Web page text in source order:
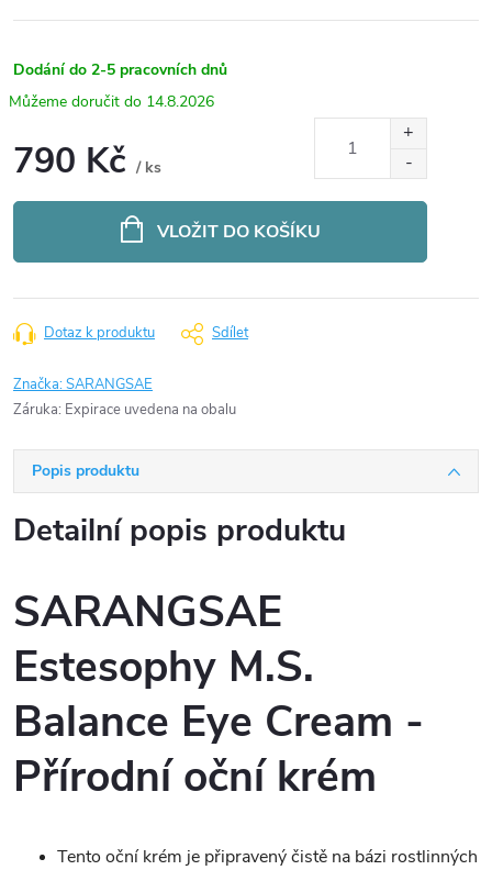
Dodání do 2-5 pracovních dnů
14.8.2026
790 Kč / ks
VLOŽIT DO KOŠÍKU
Dotaz k produktu Sdílet
Značka:SARANGSAE
Záruka: Expirace uvedena na obalu
Popis produktu
Detailní popis produktu
SARANGSAE
Estesophy M.S.
Balance Eye Cream -
Přírodní oční krém
Tento oční krém je připravený čistě na bázi rostlinných